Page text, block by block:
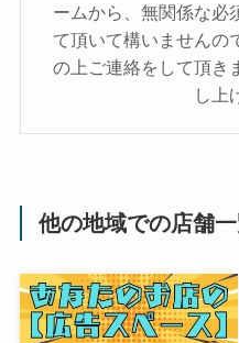
ームから、無関係な必
て頂いて構いませんの
の上ご連絡をして頂き
し上
他の地域での店舗